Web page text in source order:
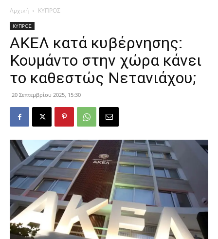
Αρχική ΚΥΠΡΟΣ
ΚΥΠΡΟΣ
ΑΚΕΛ κατά κυβέρνησης:
Κουμάντο στην χώρα κάνει
το καθεστώς Νετανιάχου;
20 Σεπτεμβρίου 2025, 15:30